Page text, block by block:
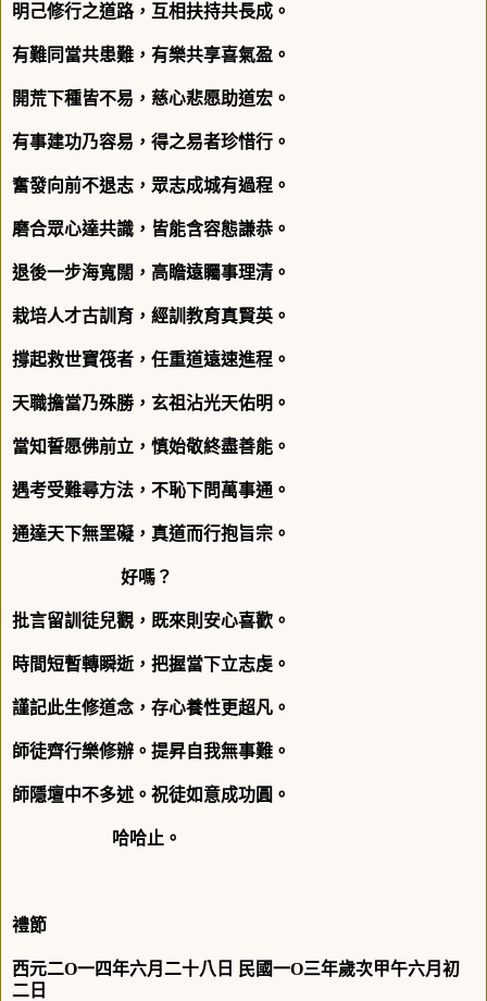
明己修行之道路，互相扶持共長成。
有難同當共患難，有樂共享喜氣盈。
開荒下種皆不易，慈心悲愿助道宏。
有事建功乃容易，得之易者珍惜行。
奮發向前不退志，眾志成城有過程。
磨合眾心達共識，皆能含容態謙恭。
退後一步海寬闊，高瞻遠矚事理清。
栽培人才古訓育，經訓教育真賢英。
撐起救世寶筏者，任重道遠速進程。
天職擔當乃殊勝，玄祖沾光天佑明。
當知誓愿佛前立，慎始敬終盡善能。
遇考受難尋方法，不恥下問萬事通。
通達天下無罣礙，真道而行抱旨宗。
好嗎？
批言留訓徒兒觀，既來則安心喜歡。
時間短暫轉瞬逝，把握當下立志虔。
謹記此生修道念，存心養性更超凡。
師徒齊行樂修辦。提昇自我無事難。
師隱壇中不多述。祝徒如意成功圓。
哈哈止。
禮節
西元二O一四年六月二十八日 民國一O三年歲次甲午六月初
二 日